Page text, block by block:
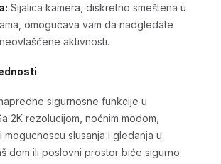
Sijalica kamera, diskretno smeštena u
omogućava vam da nadgledate
aktivnosti.
sigurnosne funkcije u
2K rezolucijom, noćnim modom,
slusanja i gledanja u
dom ili poslovni prostor biće sigurno